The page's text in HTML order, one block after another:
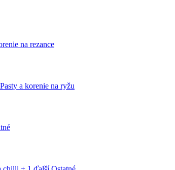
na rezance
Pasty a korenie na ryžu